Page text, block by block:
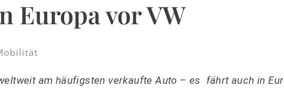
Europa vor VW
am häufigsten verkaufte Auto – es fährt auch in